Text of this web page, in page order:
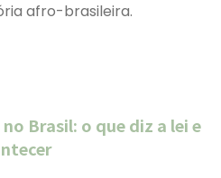
afro-brasileira.